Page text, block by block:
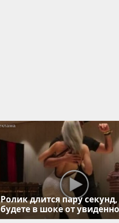
Ролик длится пару
будете в шоке от